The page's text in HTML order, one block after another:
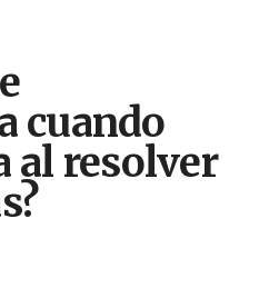
cuando
al resolver